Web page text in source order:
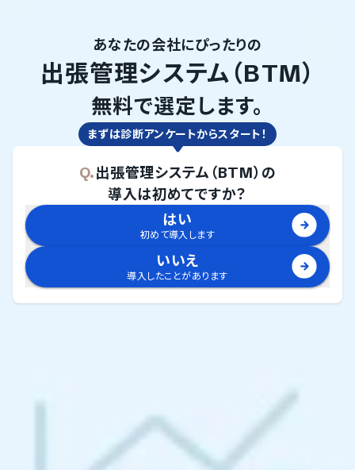
あなたの会社にぴったりの
出張管理システム（BTM）
無料で選定します。
まずは診断アンケートからスタート！
Q.出張管理システム（BTM） の
導入は初めてですか？
はい
初めて導入します
いいえ
導入したことがあります